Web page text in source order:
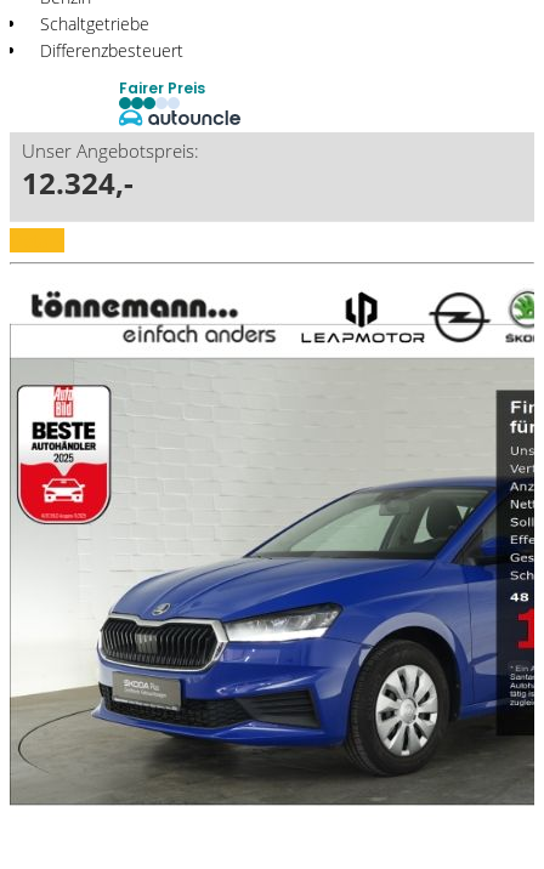
Schaltgetriebe
Differenzbesteuert
Fairer Preis
Unser Angebotspreis:
12.324,-